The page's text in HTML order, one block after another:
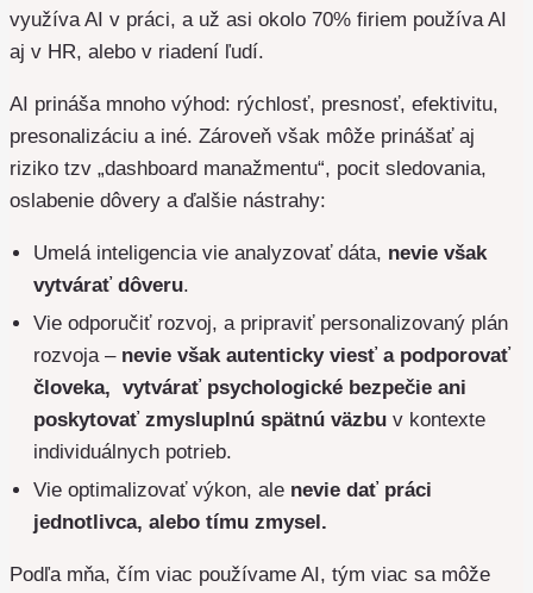
využíva AI v práci, a už asi okolo 70% firiem používa AI
aj v HR, alebo v riadení ľudí.
AI prináša mnoho výhod: rýchlosť, presnosť, efektivitu,
presonalizáciu a iné. Zároveň však môže prinášať aj
riziko tzv „dashboard manažmentu“, pocit sledovania,
oslabenie dôvery a ďalšie nástrahy:
Umelá inteligencia vie analyzovať dáta, nevie však
vytvárať dôveru.
Vie odporučiť rozvoj, a pripraviť personalizovaný plán
rozvoja – nevie však autenticky viesť a podporovať
človeka, vytvárať psychologické bezpečie ani
poskytovať zmysluplnú spätnú väzbu v kontexte
individuálnych potrieb.
Vie optimalizovať výkon, ale nevie dať práci
jednotlivca, alebo tímu zmysel.
Podľa mňa, čím viac používame AI, tým viac sa môže